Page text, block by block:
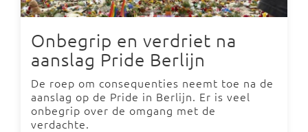
Onbegrip en verdriet na
aanslag Pride Berlijn
De roep om consequenties neemt toe na de
aanslag op de Pride in Berlijn. Er is veel
onbegrip over de omgang met de
verdachte.